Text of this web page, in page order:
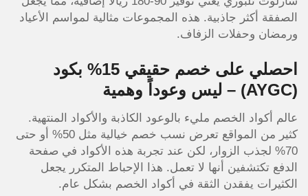
الصفقة أكثر جاذبية. هذه المجموعات مثالية لمواسم الأعياد
ورمضان وحفلات الزفاف.
احصلي على خصم حقيقي 15% بكود
(AYGC)
– ليس وعوداً وهمية
عالم أكواد الخصم مليء بالوعود الكاذبة والأكواد المنتهية.
كثير من المواقع تعرض نسب خصم خيالية مثل 50% أو حتى
70% لجذب الزوار، لكن عند تجربة هذه الأكواد في صفحة
الدفع تكتشفين أنها لا تعمل. هذا الإحباط المتكرر يجعل
الكثيرات يفقدن الثقة في أكواد الخصم بشكل عام.